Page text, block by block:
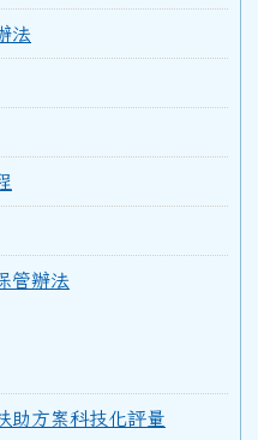
法
管辦法
助方案科技化評量